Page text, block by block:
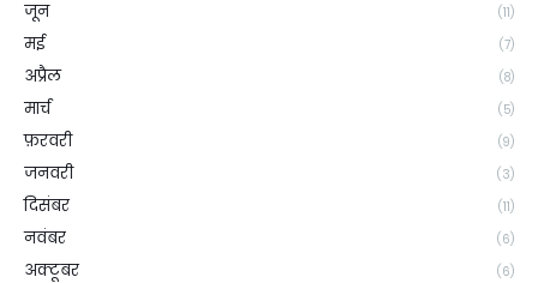
जून (11)
मई (7)
अप्रैल (8)
मार्च (5)
फ़रवरी (9)
जनवरी (3)
दिसंबर (11)
नवंबर (6)
अक्टूबर (6)